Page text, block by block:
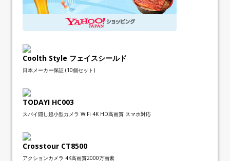
Coolth Style フェイスシールド
日本メーカー保証 (10個セット)
TODAYI HC003
スパイ隠し超小型カメラ WiFi 4K HD高画質 スマホ対応
Crosstour CT8500
アクションカメラ 4K高画質2000万画素